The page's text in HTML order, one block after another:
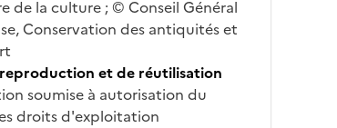
de la culture ; © Conseil Général
Conservation des antiquités et
et de réutilisation
soumise à autorisation du
droits d'exploitation